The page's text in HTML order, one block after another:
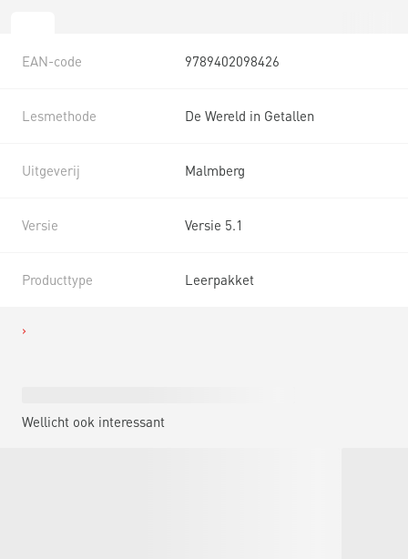
EAN-code 9789402098426
Lesmethode De Wereld in Getallen
Uitgeverij Malmberg
Versie Versie 5.1
Producttype Leerpakket
Wellicht ook interessant